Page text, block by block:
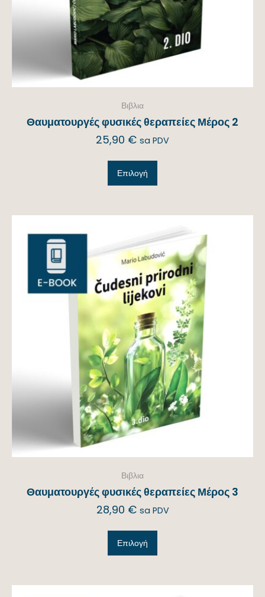
Βιβλια
Θαυματουργές φυσικές θεραπείες Μέρος 2
25,90 € sa PDV
Επιλογή
Βιβλια
Θαυματουργές φυσικές θεραπείες Μέρος 3
28,90 € sa PDV
Επιλογή